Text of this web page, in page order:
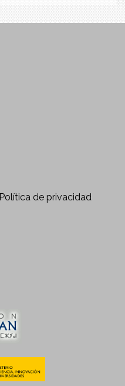
Política de privacidad